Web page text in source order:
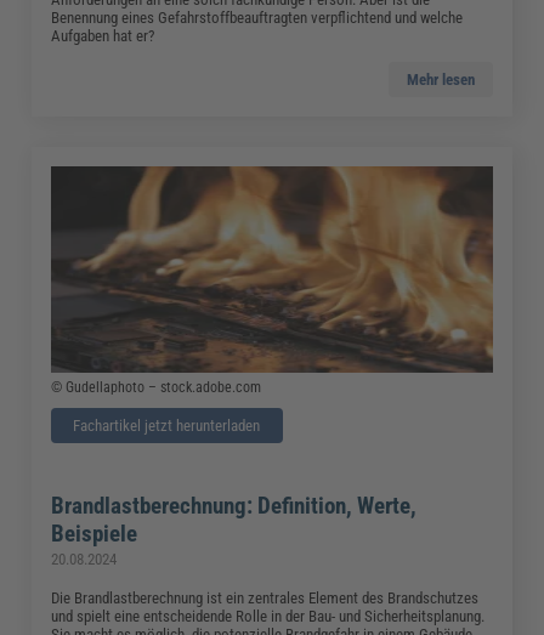
Benennung eines Gefahrstoffbeauftragten verpflichtend und welche
Aufgaben hat er?
Mehr lesen
© Gudellaphoto – stock.adobe.com
Fachartikel jetzt herunterladen
Brandlastberechnung: Definition, Werte,
Beispiele
20.08.2024
Die Brandlastberechnung ist ein zentrales Element des Brandschutzes
und spielt eine entscheidende Rolle in der Bau- und Sicherheitsplanung.